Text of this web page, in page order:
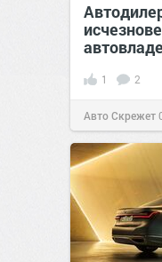
1 2
Авто Скрежет